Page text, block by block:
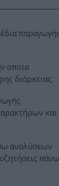
οποία
διάρκειας.
και
αναλύσεων
πάνω